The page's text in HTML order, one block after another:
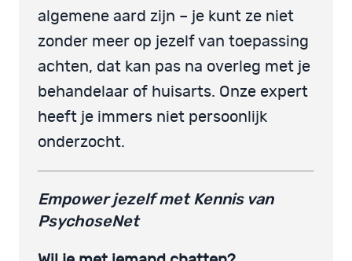
algemene aard zijn – je kunt ze niet
zonder meer op jezelf van toepassing
achten, dat kan pas na overleg met je
behandelaar of huisarts. Onze expert
heeft je immers niet persoonlijk
onderzocht.
Empower jezelf met Kennis van
PsychoseNet